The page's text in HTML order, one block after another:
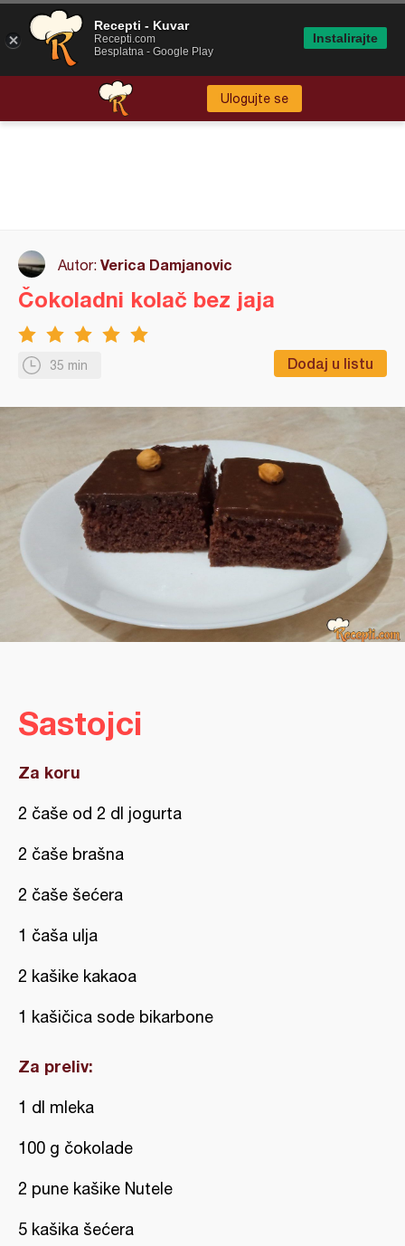
Ulogujte se
Autor: Verica Damjanovic
35 min Dodaj u listu
Čokoladni kolač bez jaja
Sastojci
Za koru
2 čaše od 2 dl jogurta
2 čaše brašna
2 čaše šećera
1 čaša ulja
2 kašike kakaoa
1 kašičica sode bikarbone
Za preliv:
1 dl mleka
100 g čokolade
2 pune kašike Nutele
5 kašika šećera
Recepti - Kuvar
Recepti.com
Besplatna - Google Play
Instalirajte